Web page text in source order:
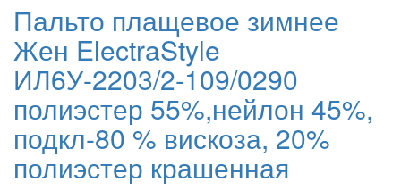
Пальто плащевое зимнее
Жен ElectraStyle
ИЛ6У-2203/2-109/0290
полиэстер 55%,нейлон 45%,
подкл-80 % вискоза, 20%
полиэстер крашенная